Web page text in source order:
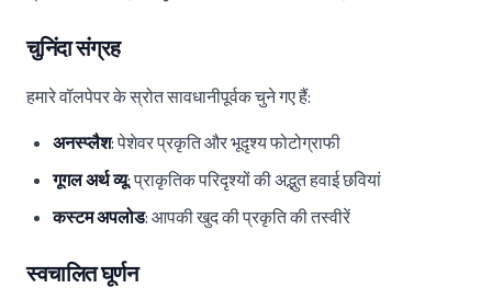
चुनिंदा संग्रह
हमारे वॉलपेपर के स्रोत सावधानीपूर्वक चुने गए हैं:
अनस्प्लैश: पेशेवर प्रकृति और भूदृश्य फोटोग्राफी
गूगल अर्थ व्यू: प्राकृतिक परिदृश्यों की अद्भुत हवाई छवियां
कस्टम अपलोड: आपकी खुद की प्रकृति की तस्वीरें
स्वचालित घूर्णन